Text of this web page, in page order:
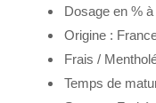
Dosage en %
Origine :
Frais /
Temps de